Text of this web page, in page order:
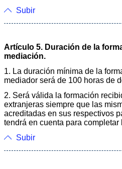
Subir
Artículo 5. Duración de la
mediación.
1. La duración mínima de la
mediador será de 100 horas de
2. Será válida la formación
extranjeras siempre que las
acreditadas en sus respectivos
tendrá en cuenta para
Subir